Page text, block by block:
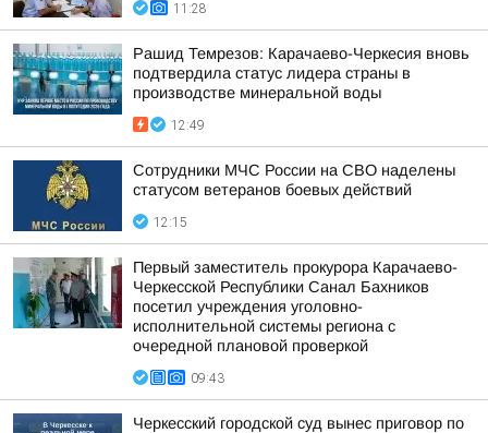
11:28
Рашид Темрезов: Карачаево-Черкесия вновь
подтвердила статус лидера страны в
производстве минеральной воды
12:49
Сотрудники МЧС России на СВО наделены
статусом ветеранов боевых действий
12:15
Первый заместитель прокурора Карачаево-
Черкесской Республики Санал Бахников
посетил учреждения уголовно-
исполнительной системы региона с
очередной плановой проверкой
09:43
Черкесский городской суд вынес приговор по